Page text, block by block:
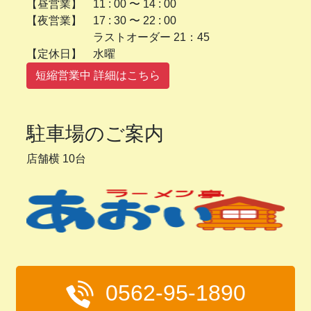
【昼営業】 11 : 00 〜 14 : 00
【夜営業】 17 : 30 〜 22 : 00
ラストオーダー 21：45
【定休日】 水曜
短縮営業中 詳細はこちら
駐車場のご案内
店舗横 10台
0562-95-1890